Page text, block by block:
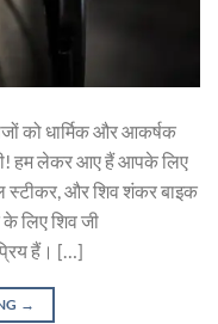
को धार्मिक और आकर्षक
हम लेकर आए हैं आपके लिए
स्टीकर, और शिव शंकर बाइक
लिए शिव जी
हैं। […]
→